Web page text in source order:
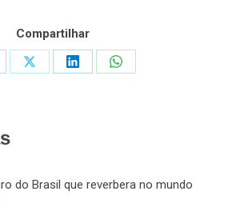
Compartilhar
Share
Share
Share
do Brasil que reverbera no mundo